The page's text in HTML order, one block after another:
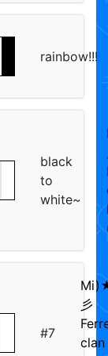
rainbow!!!
black
to
white~
#7
彡
clan